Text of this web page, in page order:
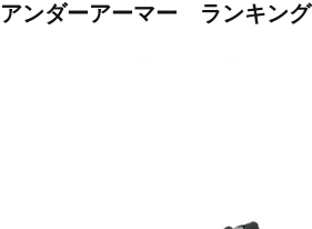
アンダーアーマー ランキング